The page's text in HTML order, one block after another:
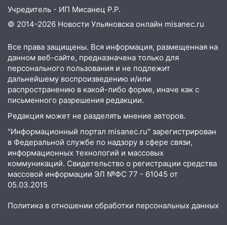
Учредитель - ИП Мисанец Р.Р.
© 2014-2026 Новости Ульяновска онлайн misanec.ru
Все права защищены. Вся информация, размещенная на
данном веб-сайте, предназначена только для
персонального пользования и не подлежит
дальнейшему воспроизведению и/или
распространению в какой-либо форме, иначе как с
письменного разрешения редакции.
Редакция может не разделять мнение авторов.
"Информационный портал misanec.ru" зарегистрирован
в Федеральной службе по надзору в сфере связи,
информационных технологий и массовых
коммуникаций. Свидетельство о регистрации средства
массовой информации ЭЛ №ФС 77 - 61045 от
05.03.2015
Политика в отношении обработки персональных данных